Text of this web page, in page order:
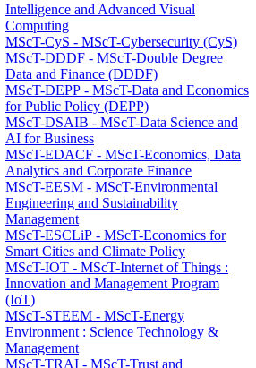
Intelligence and Advanced Visual
Computing
MScT-CyS - MScT-Cybersecurity (CyS)
MScT-DDDF - MScT-Double Degree
Data and Finance (DDDF)
MScT-DEPP - MScT-Data and Economics
for Public Policy (DEPP)
MScT-DSAIB - MScT-Data Science and
AI for Business
MScT-EDACF - MScT-Economics, Data
Analytics and Corporate Finance
MScT-EESM - MScT-Environmental
Engineering and Sustainability
Management
MScT-ESCLiP - MScT-Economics for
Smart Cities and Climate Policy
MScT-IOT - MScT-Internet of Things :
Innovation and Management Program
(IoT)
MScT-STEEM - MScT-Energy
Environment : Science Technology &
Management
MScT-TRAI - MScT-Trust and